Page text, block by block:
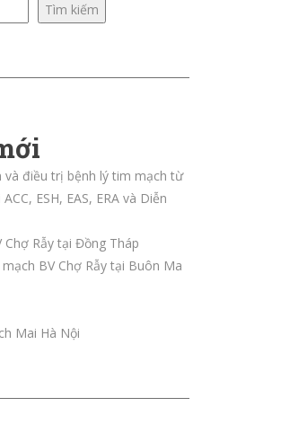
Tìm kiếm
và điều trị bệnh lý tim mạch từ
ESH, EAS, ERA và Diễn
Chợ Rẫy tại Đồng Tháp
BV Chợ Rẫy tại Buôn Ma
Mai Hà Nội